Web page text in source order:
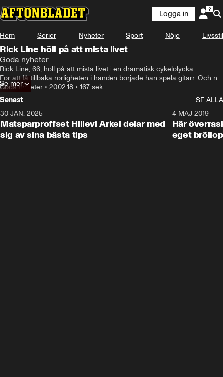
Logga in
Hem Serier Nyheter Sport Nöje Livsstil
Rick Line höll på att mista livet
Goda nyheter
Rick Line, 66, höll på att mista livet i en dramatisk cykelolycka.
För att få tillbaka rörligheten i handen började han spela gitarr. Och nu,
knappt två år senare, är debutplattan på väg.
Goda nyheter • 20.02.18 • 167 sek
Se mer
Senast
SE ALLA
30 JAN. 2025
Matsparproffset Hillevi Arkel delar med
sig av sina bästa tips
4 MAJ 2019
Här
eget bröllop